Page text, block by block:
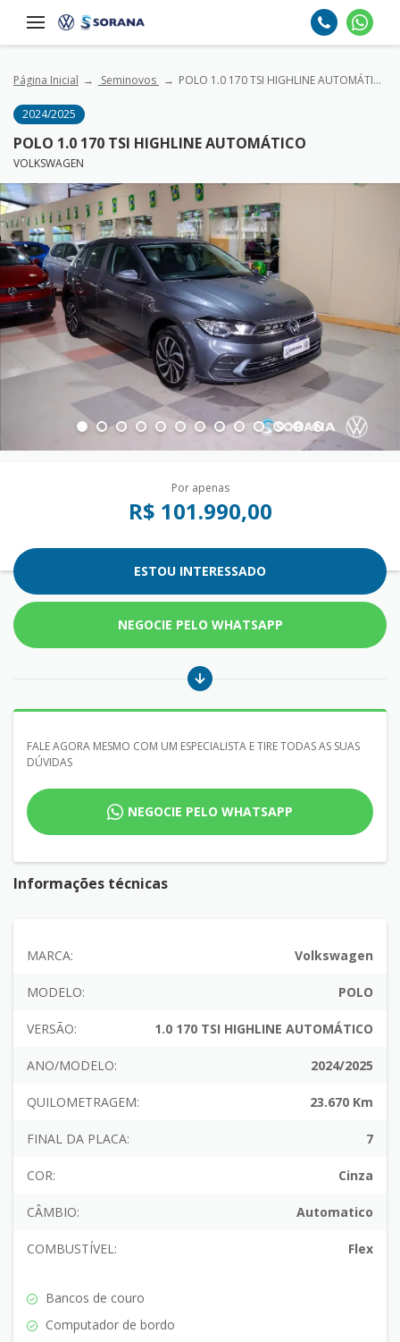
Página Inicial Seminovos POLO 1.0 170 TSI HIGHLINE AUTOMÁTICO
2024/2025
POLO 1.0 170 TSI HIGHLINE AUTOMÁTICO
VOLKSWAGEN
Por apenas
R$ 101.990,00
ESTOU INTERESSADO
NEGOCIE PELO WHATSAPP
FALE AGORA MESMO COM UM ESPECIALISTA E TIRE TODAS AS SUAS
DÚVIDAS
NEGOCIE PELO WHATSAPP
Informações técnicas
MARCA: Volkswagen
MODELO: POLO
VERSÃO: 1.0 170 TSI HIGHLINE AUTOMÁTICO
ANO/MODELO: 2024/2025
QUILOMETRAGEM: 23.670 Km
FINAL DA PLACA: 7
COR: Cinza
CÂMBIO: Automatico
COMBUSTÍVEL: Flex
Bancos de couro
Computador de bordo